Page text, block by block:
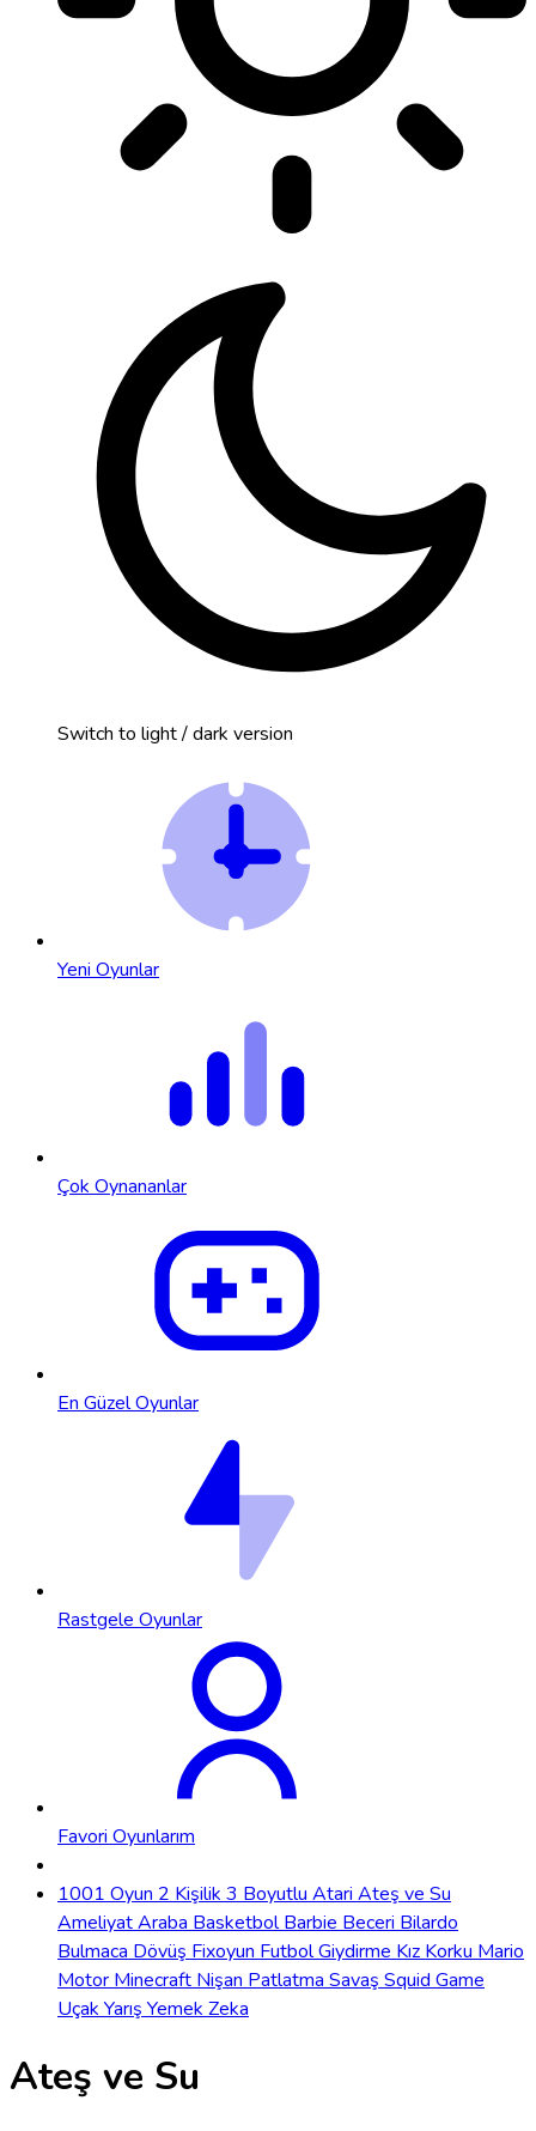
Switch to light / dark version
Yeni Oyunlar
Çok Oynananlar
En Güzel Oyunlar
Rastgele Oyunlar
Favori Oyunlarım
1001 Oyun 2 Kişilik 3 Boyutlu Atari Ateş ve Su
AmeliyatAraba BasketbolBarbie Beceri Bilardo
Bulmaca Dövüş Fixoyun FutbolGiydirme Kız Korku Mario
Motor Minecraft Nişan Patlatma Savaş Squid Game
Uçak Yarış Yemek Zeka
Ateş ve Su